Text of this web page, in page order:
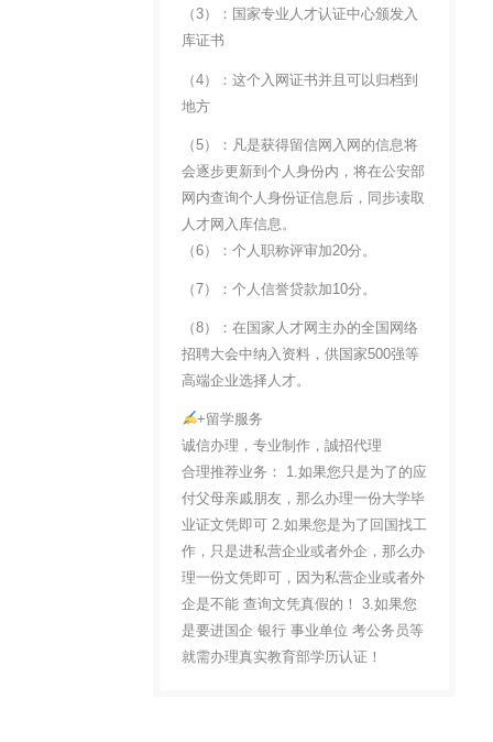
（3）：国家专业人才认证中心颁发入
库证书
（4）：这个入网证书并且可以归档到
地方
（5）：凡是获得留信网入网的信息将
会逐步更新到个人身份内，将在公安部
网内查询个人身份证信息后，同步读取
人才网入库信息。
（6）：个人职称评审加20分。
（7）：个人信誉贷款加10分。
（8）：在国家人才网主办的全国网络
招聘大会中纳入资料，供国家500强等
高端企业选择人才。
+留学服务
诚信办理，专业制作，誠招代理
合理推荐业务： 1.如果您只是为了的应
付父母亲戚朋友，那么办理一份大学毕
业证文凭即可 2.如果您是为了回国找工
作，只是进私营企业或者外企，那么办
理一份文凭即可，因为私营企业或者外
企是不能 查询文凭真假的！ 3.如果您
是要进国企 银行 事业单位 考公务员等
就需办理真实教育部学历认证！